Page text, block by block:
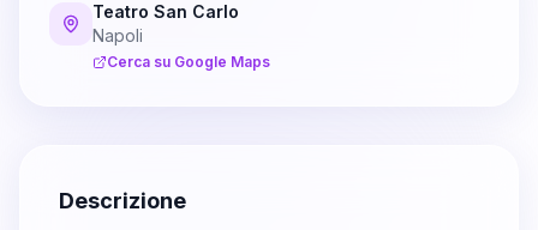
Teatro San Carlo
Napoli
Cerca su Google Maps
Descrizione